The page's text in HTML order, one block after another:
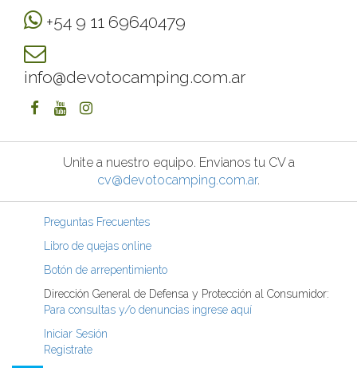
+54 9 11 69640479
info@devotocamping.com.ar
Unite a nuestro equipo. Envianos tu CV a
cv@devotocamping.com.ar.
Preguntas Frecuentes
Libro de quejas online
Botón de arrepentimiento
Dirección General de Defensa y Protección al Consumidor:
Para consultas y/o denuncias ingrese aquí
Iniciar Sesión
Registrate